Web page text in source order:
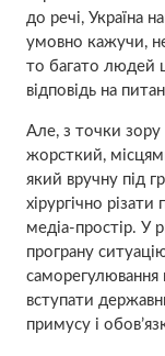
до речі, Україна
умовно кажучи, не
то багато людей
відповідь на
Але, з точки зору
жорсткий,
який вручну під
хірургічно
медіа-простір. У
програну
саморегулювання
вступати
примусу і